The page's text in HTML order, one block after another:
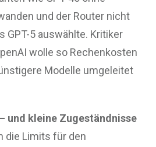
und der Router nicht
GPT-5 auswählte. Kritiker
wolle so Rechenkosten
Modelle umgeleitet
und kleine Zugeständnisse
die Limits für den